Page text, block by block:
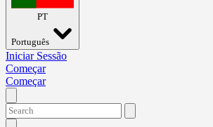
PT
Português
Iniciar Sessão
Começar
Começar